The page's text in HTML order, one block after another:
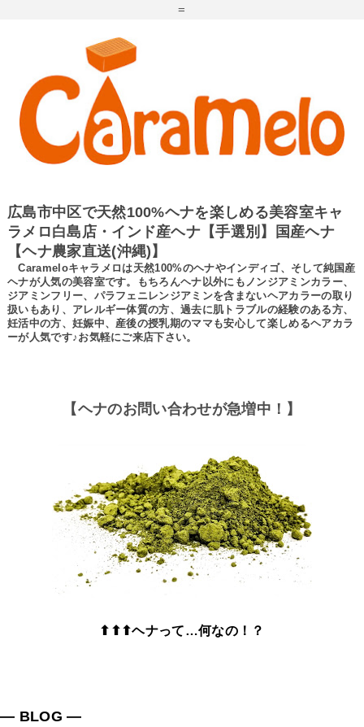
=
広島市中区で天然100%ヘナを楽しめる美容室キャ
ラメロ白島店・インド産ヘナ【手選別】国産ヘナ
【ヘナ農家直送(沖縄)】
Carameloキャラメロは天然100%のヘナやインディゴ、そして純国産
ヘナが人気の美容室です。もちろんヘナ以外にもノンジアミンカラー、
ジアミンフリー、パラフェニレンジアミンを含まないヘアカラーの取り
扱いもあり、アレルギー体質の方、過去に肌トラブルの経験のある方、
妊活中の方、妊娠中、産後の授乳期のママも安心して楽しめるヘアカラ
ーが人気です♪お気軽にご来店下さい。
【ヘナのお問い合わせが急増中！】
⬆⬆⬆ヘナって…何なの！？
― BLOG ―